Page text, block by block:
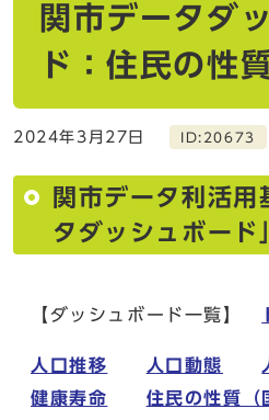
関市データダ
ド：住民の性
2024年3月27日 ID:20673
関市データ利活用
タダッシュボード
【ダッシュボード一覧】
人口推移 人口動態
健康寿命
住民の性質（